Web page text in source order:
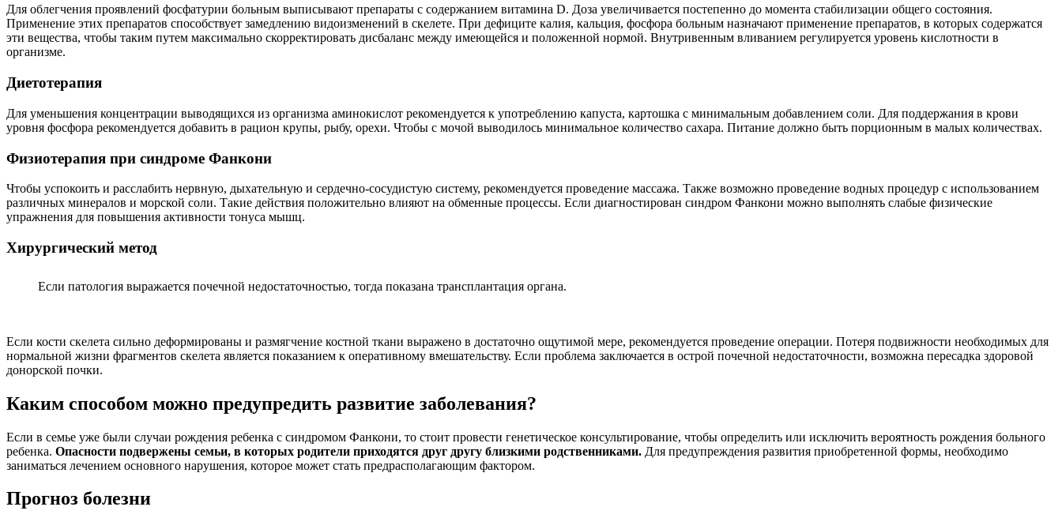
Для облегчения проявлений фосфатурии больным выписывают препараты с содержанием витамина D. Доза увеличивается постепенно до момента стабилизации общего состояния.
Применение этих препаратов способствует замедлению видоизменений в скелете. При дефиците калия, кальция, фосфора больным назначают применение препаратов, в которых содержатся
эти вещества, чтобы таким путем максимально скорректировать дисбаланс между имеющейся и положенной нормой. Внутривенным вливанием регулируется уровень кислотности в
организме.
Диетотерапия
Для уменьшения концентрации выводящихся из организма аминокислот рекомендуется к употреблению капуста, картошка с минимальным добавлением соли. Для поддержания в крови
уровня фосфора рекомендуется добавить в рацион крупы, рыбу, орехи. Чтобы с мочой выводилось минимальное количество сахара. Питание должно быть порционным в малых количествах.
Физиотерапия при синдроме Фанкони
Чтобы успокоить и расслабить нервную, дыхательную и сердечно-сосудистую систему, рекомендуется проведение массажа. Также возможно проведение водных процедур с использованием
различных минералов и морской соли. Такие действия положительно влияют на обменные процессы. Если диагностирован синдром Фанкони можно выполнять слабые физические
упражнения для повышения активности тонуса мышц.
Хирургический метод
Если патология выражается почечной недостаточностью, тогда показана трансплантация органа.
Если кости скелета сильно деформированы и размягчение костной ткани выражено в достаточно ощутимой мере, рекомендуется проведение операции. Потеря подвижности необходимых для
нормальной жизни фрагментов скелета является показанием к оперативному вмешательству. Если проблема заключается в острой почечной недостаточности, возможна пересадка здоровой
донорской почки.
Каким способом можно предупредить развитие заболевания?
Если в семье уже были случаи рождения ребенка с синдромом Фанкони, то стоит провести генетическое консультирование, чтобы определить или исключить вероятность рождения больного
ребенка. Опасности подвержены семьи, в которых родители приходятся друг другу близкими родственниками. Для предупреждения развития приобретенной формы, необходимо
заниматься лечением основного нарушения, которое может стать предрасполагающим фактором.
Прогноз болезни